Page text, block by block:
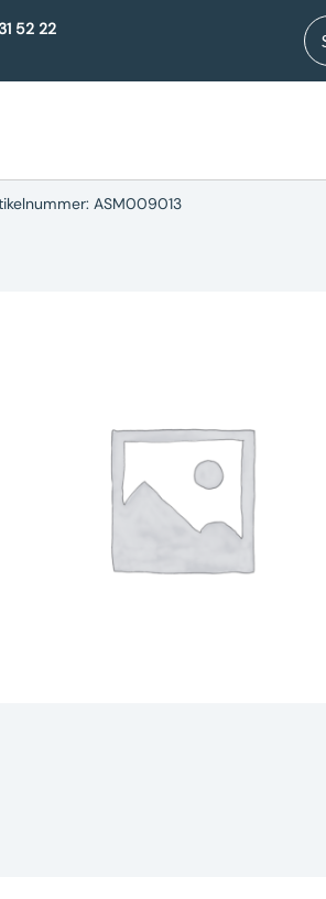
52 22
Sök
Sök
ASM009013